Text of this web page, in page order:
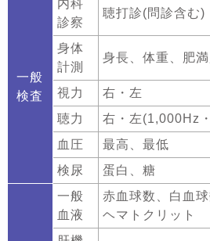
一般
検査
内科
診察
聴打診(問診含む)
身体
計測
身長、体重、肥
視力
右・左
聴力
右・左(1,000Hz
血圧
最高、最低
検尿
蛋白、糖
一般
血液
赤血球数、白血
ヘマトクリット